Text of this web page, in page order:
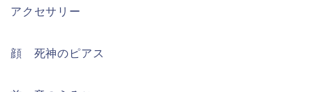
アクセサリー
顔 死神のピアス